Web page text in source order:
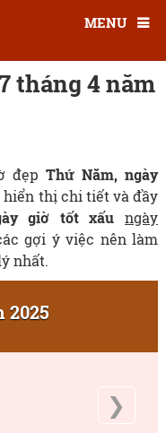
MENU
tháng 4 năm
đẹpThứ Năm, ngày
hiển thị chi tiết và đầy
giờ tốt xấu ngày
gợi ý việc nên làm
nhất.
2025
❯